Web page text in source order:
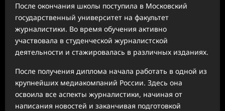
После окончания школы поступила в Московский
государственный университет на факультет
журналистики. Во время обучения активно
участвовала в студенческой журналистской
деятельности и стажировалась в различных изданиях.
После получения диплома начала работать в одной из
крупнейших медиакомпаний России. Здесь она
освоила все аспекты журналистики, начиная от
написания новостей и заканчивая подготовкой